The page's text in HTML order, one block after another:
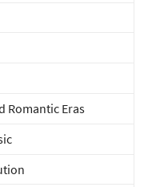
en animadas
inspiradoras e
Romantic Eras